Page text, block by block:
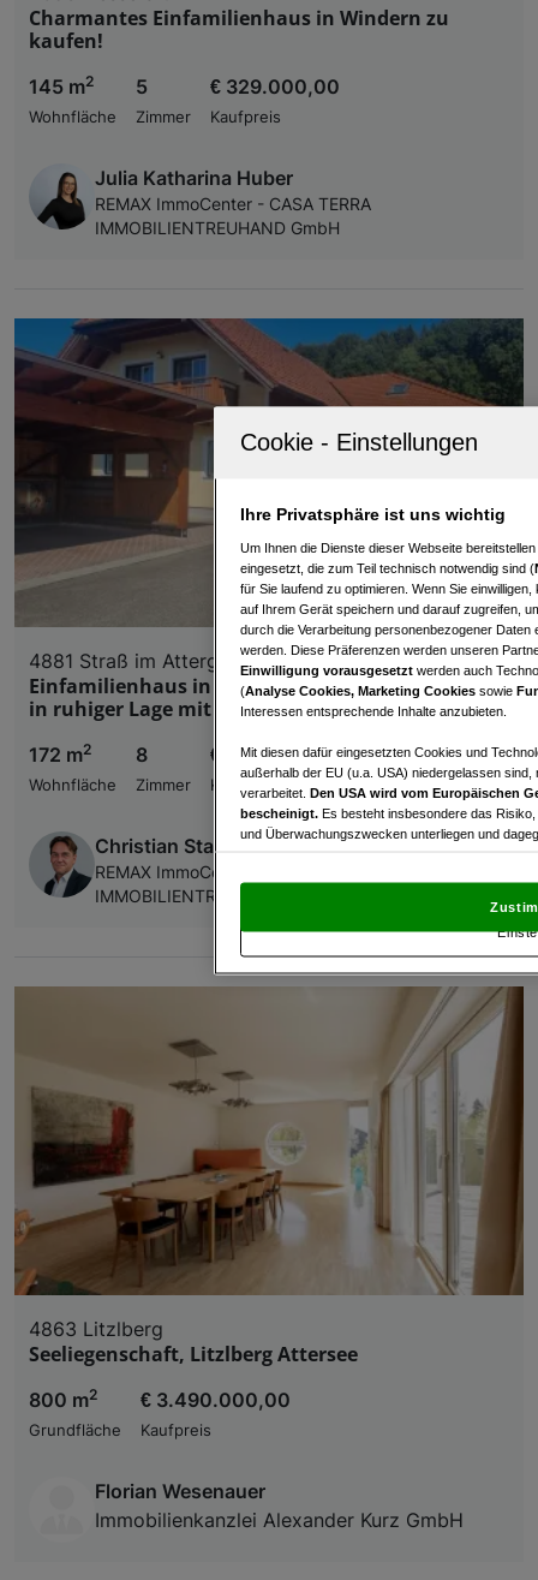
Charmantes Einfamilienhaus in Windern zu
kaufen!
145 m2
Wohnfläche
5
Zimmer
€ 329.000,00
Kaufpreis
Julia Katharina Huber
REMAX ImmoCenter - CASA TERRA
IMMOBILIENTREUHAND GmbH
4881 Straß im Attergau
Einfamilienhaus in Straß im Attergau – Wohnen
in ruhiger Lage mit vielen Extras
172 m2
Wohnfläche
8
Zimmer
€ 549.000,00
Kaufpreis
Christian Stallinger
REMAX ImmoCenter - CASA TERRA
IMMOBILIENTREUHAND GmbH
4863 Litzlberg
Seeliegenschaft, Litzlberg Attersee
800 m2
Grundfläche
€ 3.490.000,00
Kaufpreis
Florian Wesenauer
Immobilienkanzlei Alexander Kurz GmbH
Ihre Privatsphäre ist uns wichtig
Um Ihnen die Dienste dieser Webseite
eingesetzt, die zum Teil technisch notwendig sind (
für Sie laufend zu optimieren. Wenn Sie
auf Ihrem Gerät speichern und darauf zugreifen,
durch die Verarbeitung personenbezogener
werden. Diese Präferenzen werden unseren
Einwilligung vorausgesetzt werden auch
(Analyse Cookies, Marketing Cookies sowie
Interessen entsprechende Inhalte anzubieten.
Mit diesen dafür eingesetzten Cookies und
außerhalb der EU (u.a. USA) niedergelassen
verarbeitet. Den USA wird vom Europäischen
bescheinigt. Es besteht insbesondere das
und Überwachungszwecken unterliegen und
und Widerspruch gegen die Verarbeitung auf der
„Cookie Einstellungen“, die sich auf jeder Seite
Wir und unsere Partner
Verwendung genauer Standortdaten.
Zugriff auf Informationen auf einem Endgerät.
und der Performance von Inhalten,
Liste der Partner (Lieferanten)